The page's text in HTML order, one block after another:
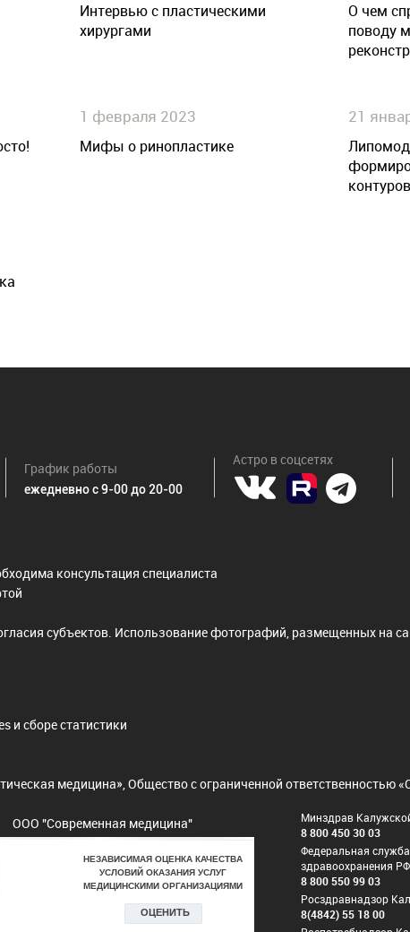
Интервью с пластическими
хирургами
О чем
поводу
1 февраля 2023
Мифы о ринопластике
21
График работы
ежедневно с 9-00 до 20-00
Астро в соцсетях
консультация специалиста
субъектов. Использование фотографий, размещенных на
и сборе статистики
медицина», Общество с ограниченной ответственностью
ООО "Современная медицина"
Минздрав
8 800 450 30 03
Федеральная
здравоохранения РФ
8 800 550 99 03
Росздравнадзор
8(4842) 55 18 00